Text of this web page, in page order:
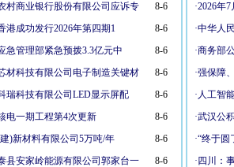
村商业银行股份有限公司应诉专
8-6
港成功发行2026年第四期1
8-6
急管理部紧急预拨3.3亿元中
8-6
材科技有限公司电子制造关键材
8-6
瑞科技有限公司LED显示屏配
8-6
电一期工程第4次更新
8-6
)新材料有限公司5万吨/年
8-6
县安家岭能源有限公司郭家台一
8-6
·2026年
·中华人
·商务部
·强保障
· 人工智
·武汉公
·“终于
· 四川：